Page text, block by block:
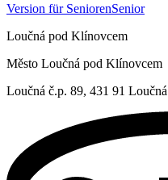
Version für SeniorenSenior
Loučná pod Klínovcem
Město Loučná pod Klínovcem
Loučná č.p. 89, 431 91